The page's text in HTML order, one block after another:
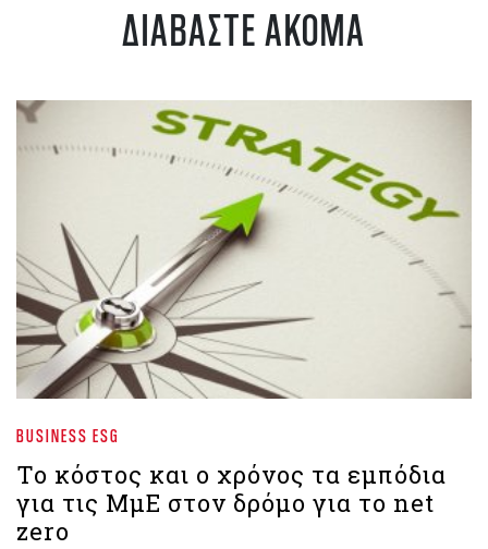
ΔΙΑΒΑΣΤΕ ΑΚΟΜΑ
BUSINESS ESG
Το κόστος και ο χρόνος τα εμπόδια
για τις ΜμΕ στον δρόμο για το net
zero